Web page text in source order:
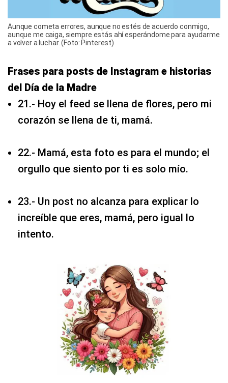
Aunque cometa errores, aunque no estés de acuerdo conmigo,
aunque me caiga, siempre estás ahí esperándome para ayudarme
a volver a luchar. (Foto: Pinterest)
Frases para posts de Instagram e historias
del Día de la Madre
21.- Hoy el feed se llena de flores, pero mi
corazón se llena de ti, mamá.
22.- Mamá, esta foto es para el mundo; el
orgullo que siento por ti es solo mío.
23.- Un post no alcanza para explicar lo
increíble que eres, mamá, pero igual lo
intento.